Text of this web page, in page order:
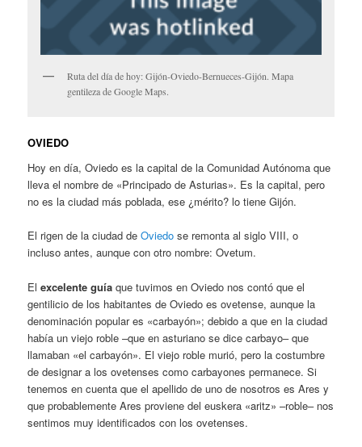
Ruta del día de hoy: Gijón-Oviedo-Bernueces-Gijón. Mapa
gentileza de Google Maps.
OVIEDO
Hoy en día, Oviedo es la capital de la Comunidad Autónoma que
lleva el nombre de «Principado de Asturias». Es la capital, pero
no es la ciudad más poblada, ese ¿mérito? lo tiene Gijón.
El rigen de la ciudad deOviedo se remonta al siglo VIII, o
incluso antes, aunque con otro nombre: Ovetum.
El excelente guía que tuvimos en Oviedo nos contó que el
gentilicio de los habitantes de Oviedo es ovetense, aunque la
denominación popular es «carbayón»; debido a que en la ciudad
había un viejo roble –que en asturiano se dice carbayo– que
llamaban «el carbayón». El viejo roble murió, pero la costumbre
de designar a los ovetenses como carbayones permanece. Si
tenemos en cuenta que el apellido de uno de nosotros es Ares y
que probablemente Ares proviene del euskera «aritz» –roble– nos
sentimos muy identificados con los ovetenses.